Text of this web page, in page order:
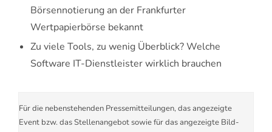
Börsennotierung an der Frankfurter
Wertpapierbörse bekannt
Zu viele Tools, zu wenig Überblick? Welche
Software IT-Dienstleister wirklich brauchen
Für die nebenstehenden Pressemitteilungen, das angezeigte
Event bzw. das Stellenangebot sowie für das angezeigte Bild-